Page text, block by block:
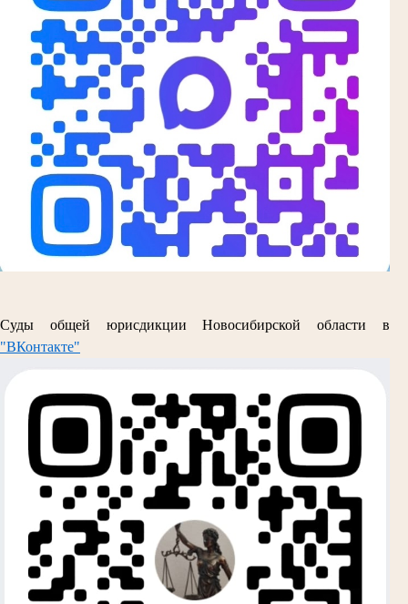
Суды общей юрисдикции Новосибирской области в
"ВКонтакте"